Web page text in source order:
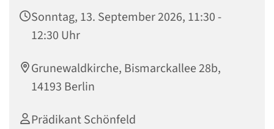
Sonntag, 13. September 2026, 11:30 -
12:30 Uhr
Grunewaldkirche, Bismarckallee 28b,
14193 Berlin
Prädikant Schönfeld